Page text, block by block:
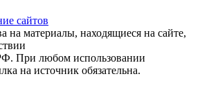
сайтов
на материалы, находящиеся на сайте,
При любом использовании
на источник обязательна.